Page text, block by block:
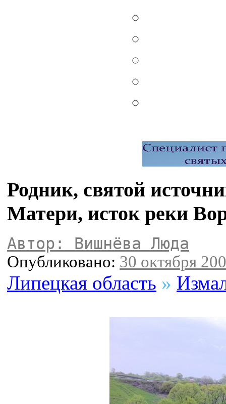
Родник, святой
Матери, исток реки
Автор: Вишнёва Люда
Опубликовано: 30 октября
Липецкая область »